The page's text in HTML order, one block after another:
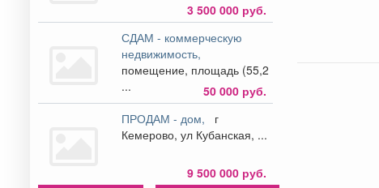
3 500 000 руб.
СДАМ - коммерческую
недвижимость,
помещение, площадь (55,2
...
50 000 руб.
ПРОДАМ - дом,
г
Кемерово, ул Кубанская, ...
9 500 000 руб.